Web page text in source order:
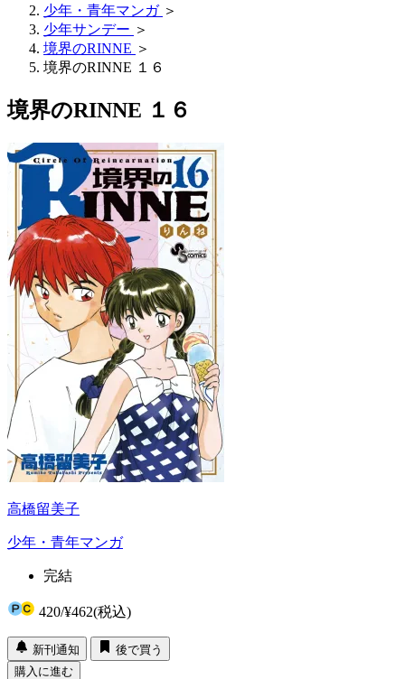
少年・青年マンガ ＞
少年サンデー ＞
境界のRINNE ＞
境界のRINNE １６
境界のRINNE １６
高橋留美子
少年・青年マンガ
完結
420/¥462(税込)
新刊通知
後で買う
購入に進む